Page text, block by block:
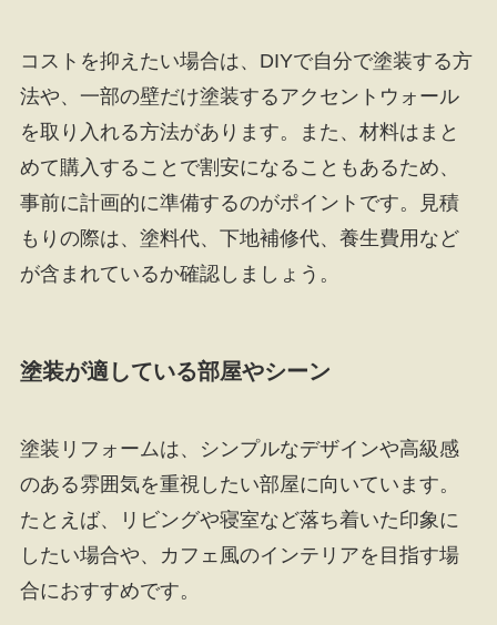
コストを抑えたい場合は、DIYで自分で塗装する方
法や、一部の壁だけ塗装するアクセントウォール
を取り入れる方法があります。また、材料はまと
めて購入することで割安になることもあるため、
事前に計画的に準備するのがポイントです。見積
もりの際は、塗料代、下地補修代、養生費用など
が含まれているか確認しましょう。
塗装が適している部屋やシーン
塗装リフォームは、シンプルなデザインや高級感
のある雰囲気を重視したい部屋に向いています。
たとえば、リビングや寝室など落ち着いた印象に
したい場合や、カフェ風のインテリアを目指す場
合におすすめです。